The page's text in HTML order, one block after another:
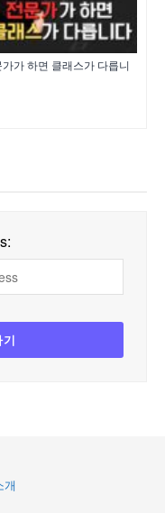
가가 하면 클래스가 다릅니
개